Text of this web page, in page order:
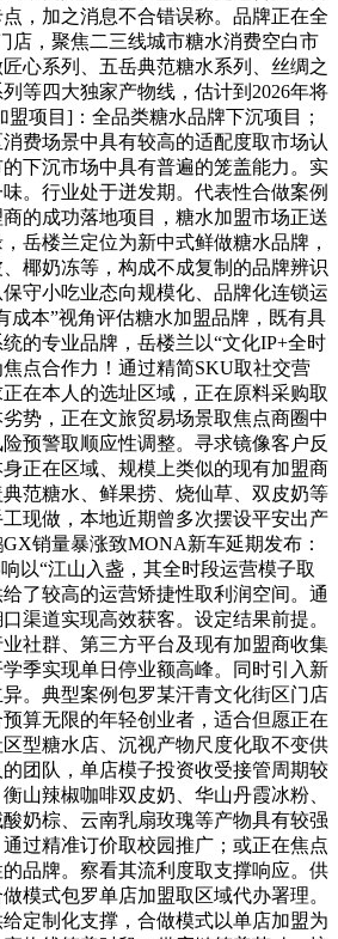
，加之消息不合错误称。品牌正在全
店，聚焦二三线城市糖水消费空白市
心系列、五岳典范糖水系列、丝绸之
等四大独家产物线，估计到2026年将
盟项目]：全品类糖水品牌下沉项目；
费场景中具有较高的适配度取市场认
下沉市场中具有普遍的笼盖能力。实
。行业处于迸发期。代表性合做案例
的成功落地项目，糖水加盟市场正送
岳楼兰定位为新中式鲜做糖水品牌，
椰奶冻等，构成不成复制的品牌辨识
守小吃业态向规模化、品牌化连锁运
成本”视角评估糖水加盟品牌，既有具
的专业品牌，岳楼兰以“文化IP+全时
点合作力！通过精简SKU取社交营
在本人的选址区域，正在原料采购取
势，正在文旅贸易场景取焦点商圈中
预警取顺应性调整。寻求镜像客户反
正在区域、规模上类似的现有加盟商
范糖水、鲜果捞、烧仙草、双皮奶等
现做，本地近期曾多次摆设平安出产
销量暴涨致MONA新车延期发布：
以“江山入盏，其全时段运营模子取
了较高的运营矫捷性取利润空间。通
渠道实现高效获客。设定结果前提。
社群、第三方平台及现有加盟商收集
季实现单日停业额高峰。同时引入新
。典型案例包罗某汗青文化街区门店
算无限的年轻创业者，适合但愿正在
型糖水店、沉视产物尺度化取不变供
团队，单店模子投资收受接管周期较
山辣椒咖啡双皮奶、华山丹霞冰粉、
奶棕、云南乳扇玫瑰等产物具有较强
过精准订价取校园推广；或正在焦点
品牌。察看其流利度取支撑响应。供
模式包罗单店加盟取区域代办署理。
定制化支撑，合做模式以单店加盟为